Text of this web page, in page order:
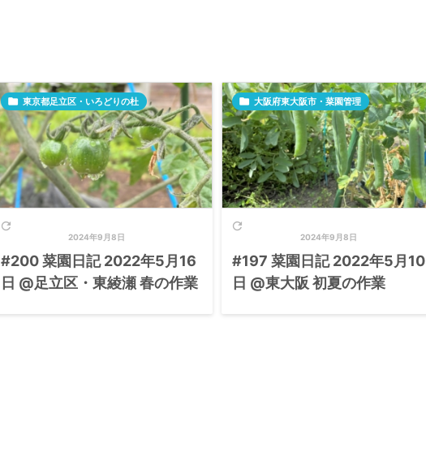

2024年9月8日
 東京都足立区・いろどりの杜
#200 菜園日記 2022年5月16
日 @足立区・東綾瀬 春の作業

2024年9月8日
 大阪府東大阪市・菜園管理
#197 菜園日記 2022年5月10
日 @東大阪 初夏の作業